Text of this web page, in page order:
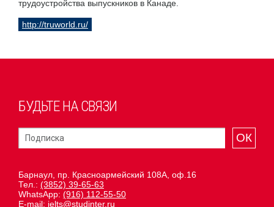
трудоустройства выпускников в Канаде.
http://truworld.ru/
БУДЬТЕ НА СВЯЗИ
ОК
Барнаул, пр. Красноармейский 108А, оф.16
Тел.: (3852) 39-65-63
WhatsApp: (916) 112-55-50
E-mail: ielts@studinter.ru